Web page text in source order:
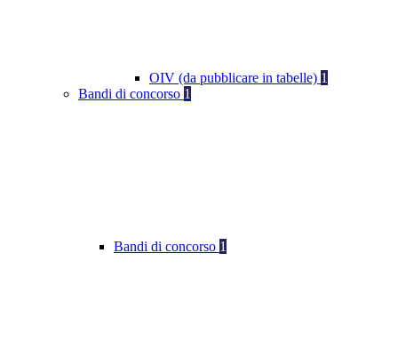
OIV (da pubblicare in tabelle) 1
Bandi di concorso 1
Bandi di concorso 1